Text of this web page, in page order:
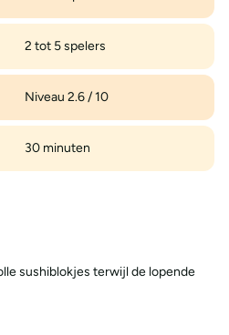
2 tot 5 spelers
Niveau 2.6 / 10
30 minuten
sushiblokjes terwijl de lopende